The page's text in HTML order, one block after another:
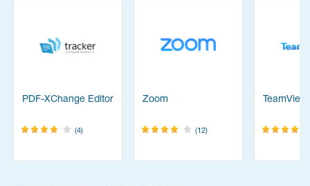
PDF-XChange Editor
(4)
Zoom
(12)